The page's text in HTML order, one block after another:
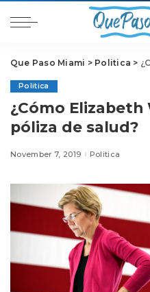
Que Paso Miami > Politica >
Politica
¿Cómo
póliza de salud?
November 7, 2019 Politica